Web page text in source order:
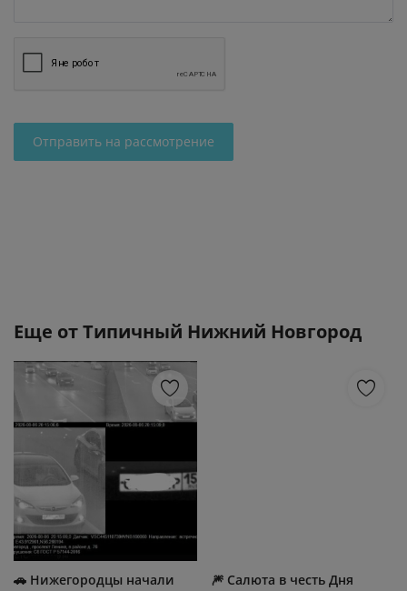
Отправить на рассмотрение
Еще отТипичный Нижний Новгород
🚗 Нижегородцы начали
🎆 Салюта в честь Дня